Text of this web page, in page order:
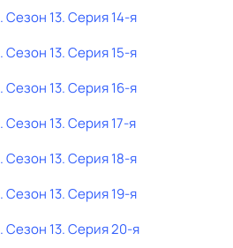
. Сезон 13. Серия 14-я
. Сезон 13. Серия 15-я
. Сезон 13. Серия 16-я
. Сезон 13. Серия 17-я
. Сезон 13. Серия 18-я
. Сезон 13. Серия 19-я
. Сезон 13. Серия 20-я